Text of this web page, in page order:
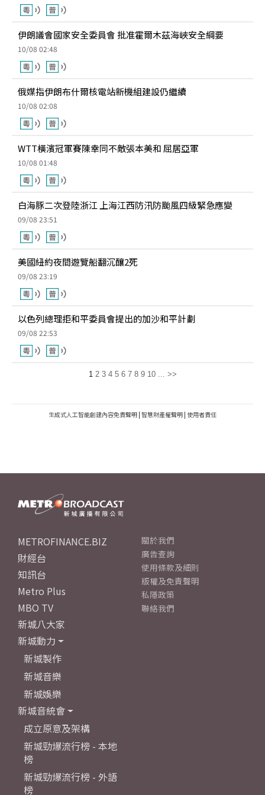
伊朗議會國家安全委員會 批准霍爾木茲海峽安全綱要
10/08 02:48
俄媒指伊朗布什爾核電站新機組建設仍繼續
10/08 02:08
WTT橫濱冠軍賽陳幸同不敵張本美和 屈居亞軍
10/08 01:48
白海豚二次登陸浙江 上海江西防汛防颱風四級緊急應變
09/08 23:51
美國紐約夜間遊覽船翻沉釀2死
09/08 23:19
以色列總理拒和平委員會提出的加沙和平計劃
09/08 22:53
1 2 3 4 5 6 7 8 9 10 ... >>
生成式人工智能創建內容免責聲明 | 智慧財產權聲明 | 使用者責任
METROFINANCE.BIZ
財經台
知訊台
Metro Plus
MBO TV
新城八大家
新城動力
新城製作
新城音樂
新城娛樂
新城音統會
成立原意及架構
新城勁爆流行榜 - 本地
榜
新城勁爆流行榜 - 外語
榜
關於我們
廣告查詢
使用條款及細則
版權及免責聲明
私隱政策
聯絡我們